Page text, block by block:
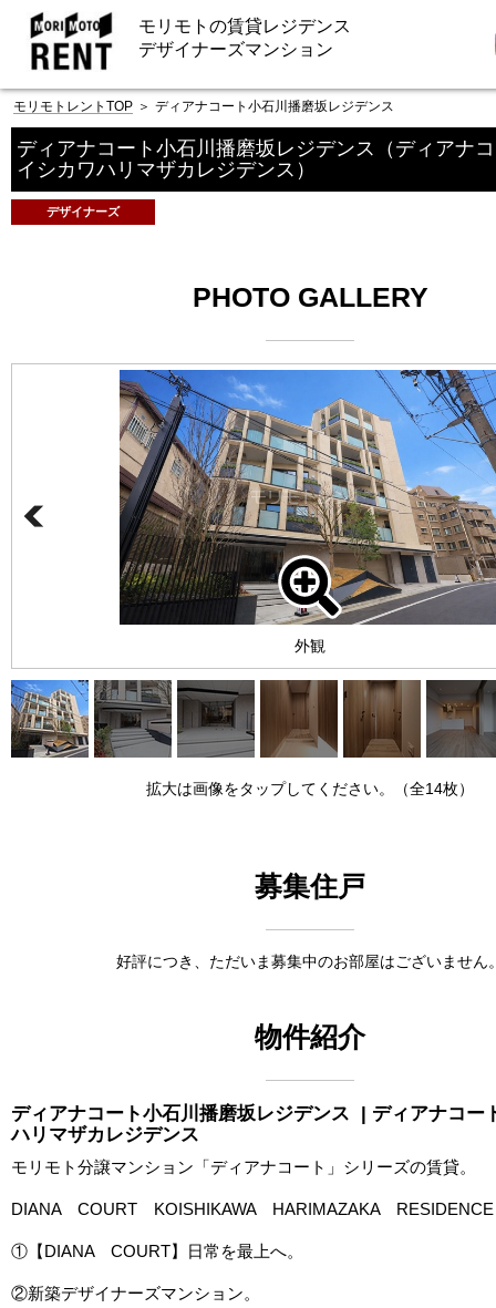
モリモトの賃貸レジデンス
デザイナーズマンション
モリモトレントTOP ＞ ディアナコート小石川播磨坂レジデンス
ディアナコート小石川播磨坂レジデンス
（ディアナ
イシカワハリマザカレジデンス）
デザイナーズ
PHOTO GALLERY
外観
拡大は画像をタップしてください。（全14枚）
募集住戸
好評につき、ただいま募集中のお部屋はございません
物件紹介
ディアナコート小石川播磨坂レジデンス
| ディアナコー
ハリマザカレジデンス
モリモト分譲マンション「ディアナコート」シリーズの賃貸。
DIANA COURT KOISHIKAWA HARIMAZAKA RESIDENCE
①【DIANA COURT】日常を最上へ。
②新築デザイナーズマンション。